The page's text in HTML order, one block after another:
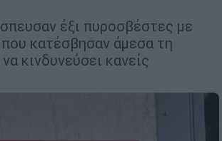
έξι πυροσβέστες με
κατέσβησαν άμεσα τη
κινδυνεύσει κανείς